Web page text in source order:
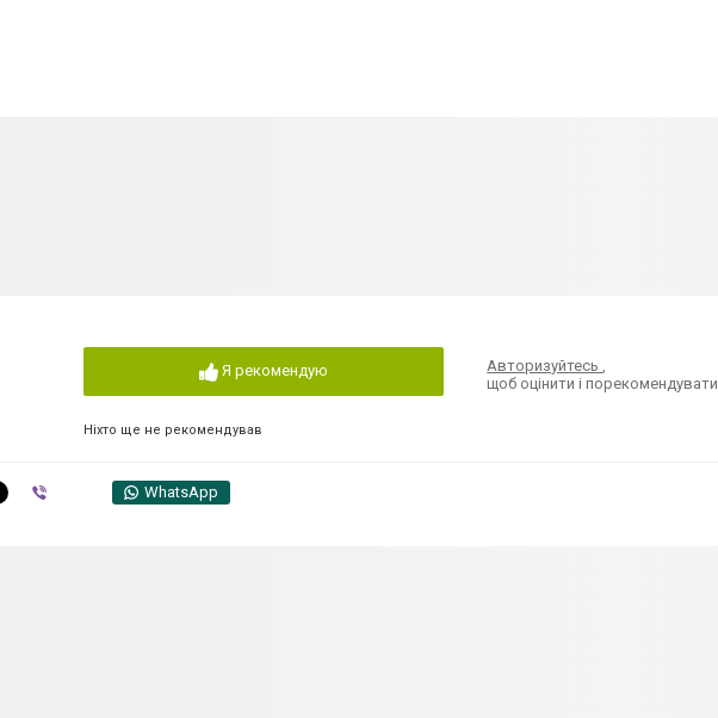
Я рекомендую
Ніхто ще не рекомендував
Авторизуйтесь
щоб оцінити і порекомендувати
WhatsApp